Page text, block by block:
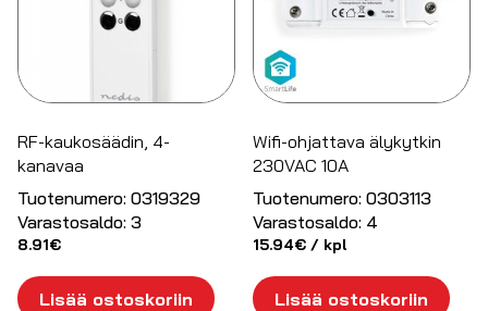
RF-kaukosäädin, 4-
kanavaa
Tuotenumero: 0319329
Varastosaldo: 3
8.91€
Lisää ostoskoriin
Wifi-ohjattava älykytkin
230VAC 10A
Tuotenumero: 0303113
Varastosaldo: 4
15.94€ / kpl
Lisää ostoskoriin